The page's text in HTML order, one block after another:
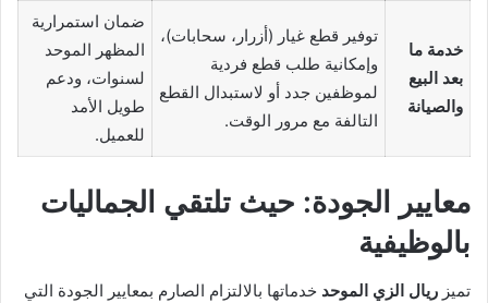
خدمة ما
بعد البيع
والصيانة
توفير قطع غيار (أزرار، سحابات)،
وإمكانية طلب قطع فردية
لموظفين جدد أو لاستبدال القطع
التالفة مع مرور الوقت.
ضمان استمرارية
المظهر الموحد
لسنوات، ودعم
طويل الأمد
للعميل.
معايير الجودة: حيث تلتقي الجماليات
بالوظيفية
تميز ريال الزي الموحد خدماتها بالالتزام الصارم بمعايير الجودة التي